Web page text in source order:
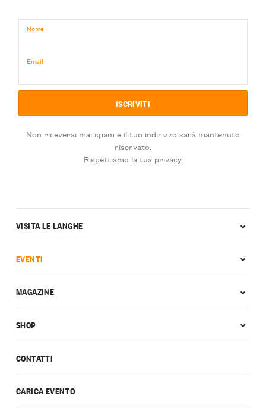
Nome
Email
Non riceverai mai spam e il tuo indirizzo sarà mantenuto
riservato.
Rispettiamo la tua privacy.
CONTATTI
CARICA EVENTO
VISITA LE LANGHE
EVENTI
MAGAZINE
SHOP